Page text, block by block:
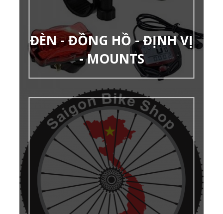
ĐÈN - ĐỒNG HỒ - ĐỊNH VỊ
- MOUNTS